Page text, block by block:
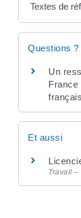
Textes de
Questions
Un
France
Et aussi
Travail –